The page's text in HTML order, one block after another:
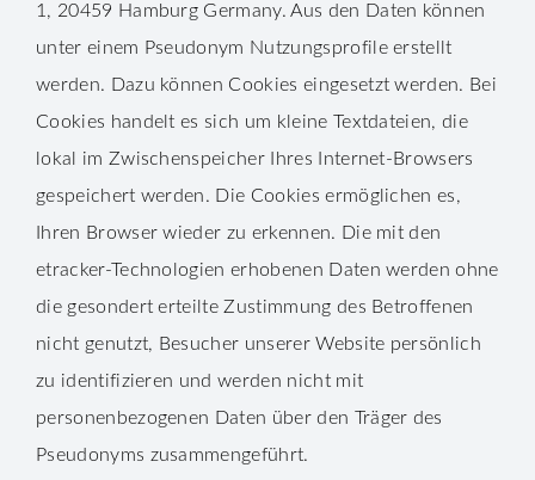
1, 20459 Hamburg Germany. Aus den Daten können
unter einem Pseudonym Nutzungsprofile erstellt
werden. Dazu können Cookies eingesetzt werden. Bei
Cookies handelt es sich um kleine Textdateien, die
lokal im Zwischenspeicher Ihres Internet-Browsers
gespeichert werden. Die Cookies ermöglichen es,
Ihren Browser wieder zu erkennen. Die mit den
etracker-Technologien erhobenen Daten werden ohne
die gesondert erteilte Zustimmung des Betroffenen
nicht genutzt, Besucher unserer Website persönlich
zu identifizieren und werden nicht mit
personenbezogenen Daten über den Träger des
Pseudonyms zusammengeführt.